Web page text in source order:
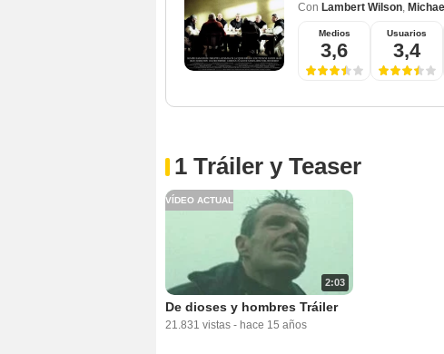
Con Lambert Wilson,
Medios
3,6
Usuarios
3,4
1 Tráiler y Teaser
2:03
VÍDEO ACTUAL
De dioses y hombres Tráiler
21.831 vistas - hace 15 años